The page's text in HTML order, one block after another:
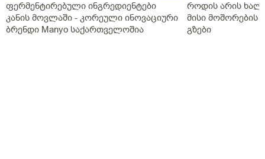
ფერმენტირებული ინგრედიენტები
კანის მოვლაში - კორეული ინოვაციური
ბრენდი Manyo საქართველოშია
როდის არის
მისი მოშორების
გზები